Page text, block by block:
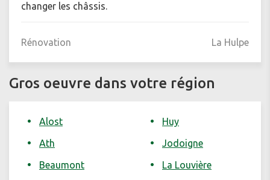
changer les châssis.
Rénovation La Hulpe
Gros oeuvre dans votre région
Alost
Ath
Beaumont
Huy
Jodoigne
La Louvière